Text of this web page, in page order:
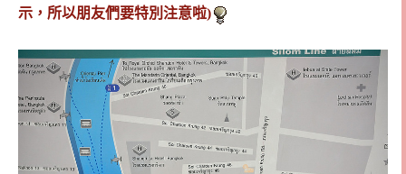
示，所以朋友們要特別注意啦)